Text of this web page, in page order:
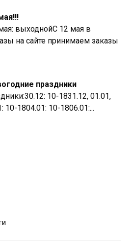
выходнойС 12 мая в
на сайте принимаем заказы
праздники
10-1831.12, 01.01,
1804.01: 10-1806.01:...